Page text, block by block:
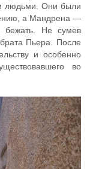
людьми. Они были
а Мандрена —
бежать. Не сумев
Пьера. После
и особенно
во